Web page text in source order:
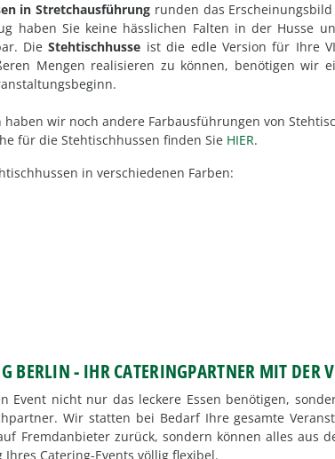
in Stretchausführung runden das
haben Sie keine hässlichen Falten in der Husse
DieStehtischhusse ist die edle Version für Ihre
Mengen realisieren zu können, benötigen wir
wir noch andere Farbausführungen von
für die Stehtischhussen finden Sie HIER.
in verschiedenen Farben:
BERLIN - IHR CATERINGPARTNER MIT DER
Event nicht nur das leckere Essen benötigen,
Wir statten bei Bedarf Ihre gesamte
Fremdanbieter zurück, sondern können alles aus
Ihres Catering-Events völlig flexibel.